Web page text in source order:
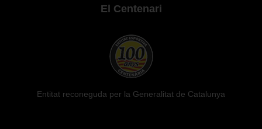
El Centenari
Entitat reconeguda per la Generalitat de Catalunya